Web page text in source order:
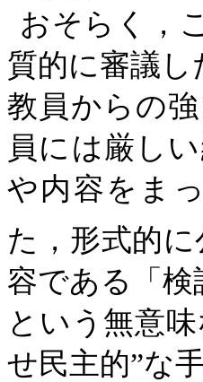
おそらく，
質的に審議
教員からの
員には厳し
や内容をま
た，形式的
容である「
という無意
せ民主的”な